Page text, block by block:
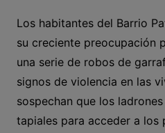
Los habitantes del Barrio
su creciente preocupación
una serie de robos de
signos de violencia en las
sospechan que los
tapiales para acceder a los